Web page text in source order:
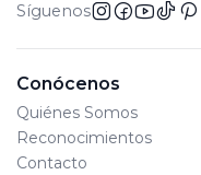
Síguenos
Conócenos
Quiénes Somos
Reconocimientos
Contacto